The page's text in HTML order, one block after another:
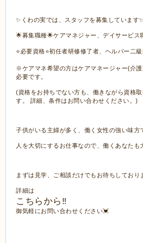
✨くわの実では、スタッフを募集しています✨
🌟募集職種🌟ケアマネジャー、デイサービス
⭐️必要資格⭐️初任者研修修了者、ヘルパー二
※ケアマネ希望の方はケアマネージャー(介
必要です。
(資格をお持ちでない方も、働きながら資格
す。 詳細、条件はお問い合わせください。)
子供がいる主婦が多く、働く女性の強い味方
人を大切にするお仕事なので、働くあなたも
まずは見学、ご相談だけでもお待ちしており
詳細は
こちらから‼️
御気軽にお問い合わせください💓